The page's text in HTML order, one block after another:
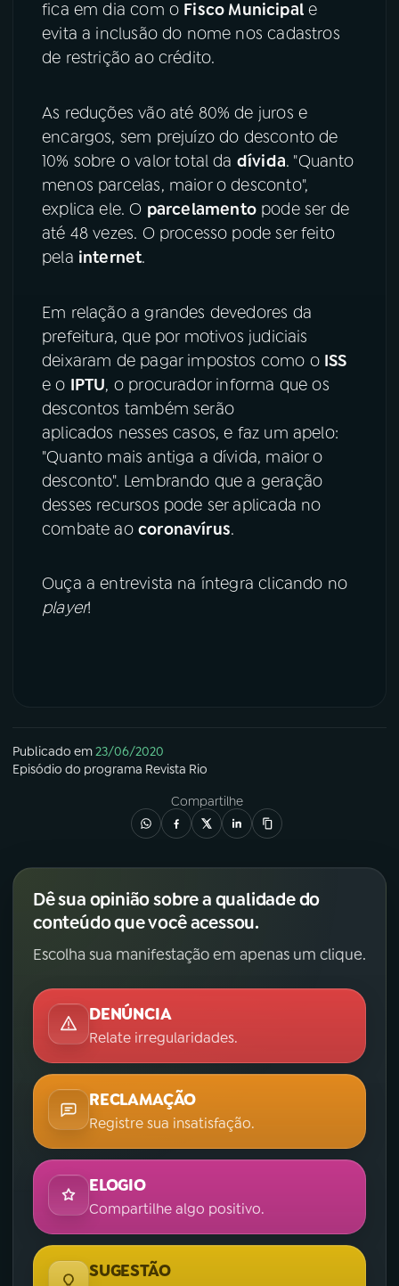
fica em dia com o Fisco Municipale
evita a inclusão do nome nos cadastros
de restrição ao crédito.
As reduções vão até 80% de juros e
encargos, sem prejuízo do desconto de
10% sobre o valor total da dívida. "Quanto
menos parcelas, maior o desconto",
explica ele. O parcelamentopode ser de
até 48 vezes. O processo pode ser feito
pela internet.
Em relação a grandes devedores da
prefeitura, que por motivos judiciais
deixaram de pagar impostos como o ISS
e o IPTU, o procurador informa que os
descontos também serão
aplicados nesses casos, e faz um apelo:
"Quanto mais antiga a dívida, maior o
desconto". Lembrando que a geração
desses recursos pode ser aplicada no
combate ao coronavírus.
Ouça a entrevista na íntegra clicando no
player!
Publicado em23/06/2020
Episódio do programa Revista Rio
Compartilhe
Dê sua opinião sobre a qualidade do
conteúdo que você acessou.
Escolha sua manifestação em apenas um clique.
DENÚNCIA
Relate irregularidades.
RECLAMAÇÃO
Registre sua insatisfação.
ELOGIO
Compartilhe algo positivo.
SUGESTÃO